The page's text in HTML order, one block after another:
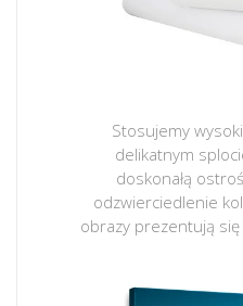
Stosujemy
delikatnym
doskonałą
odzwierciedlenie
obrazy prezentują